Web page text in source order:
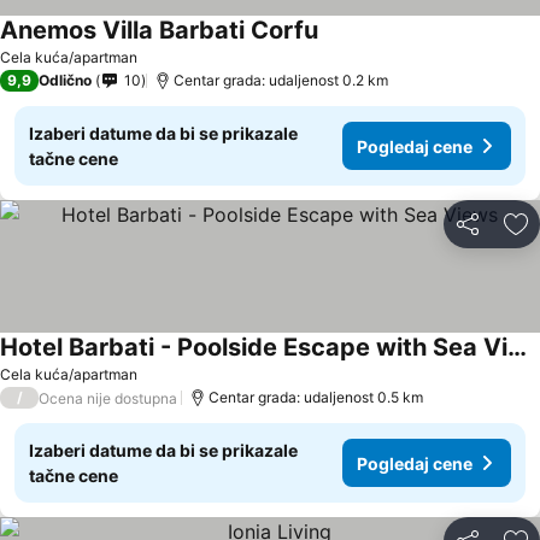
Cela kuća/apartman
Anemos Villa Barbati CorfuPogledaj cene
9,9 Odlično 10 Centar grada: udaljenost 0.2 km
Izaberi datume da bi se prikazale
tačne cene
Pogledaj cene
Deli
Cela kuća/apartman
Hotel Barbati - Poolside Escape with Sea Views
Pogledaj cene
/ Ocena nije dostupna Centar grada: udaljenost 0.5 km
Izaberi datume da bi se prikazale
tačne cene
Pogledaj cene